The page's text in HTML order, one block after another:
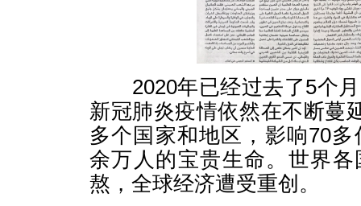
2020年已经过去了5个月
新冠肺炎疫情依然在不断蔓
多个国家和地区，影响70
余万人的宝贵生命。世界
熬，全球经济遭受重创。